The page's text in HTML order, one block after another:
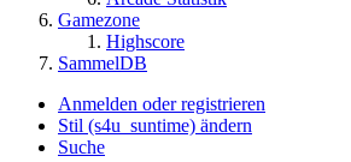
Gamezone
Highscore
SammelDB
Anmelden oder registrieren
Stil (s4u_suntime) ändern
Suche